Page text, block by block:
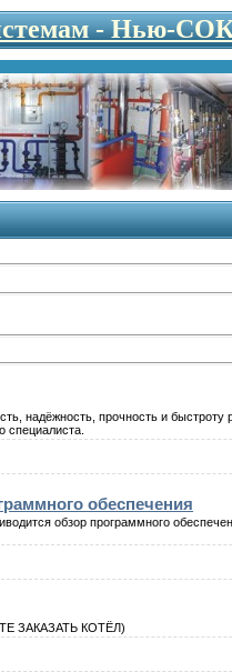
- Нью-
надёжность, прочность и
специалиста.
обеспечения
обзор программного
ЗАКАЗАТЬ КОТЁЛ)